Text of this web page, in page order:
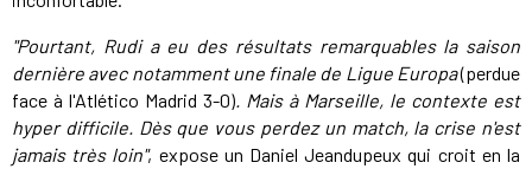
"Pourtant, Rudi a eu des résultats remarquables la saison
dernière avec notamment une finale de Ligue Europa(perdue
face à l'Atlético Madrid 3-0). Mais à Marseille, le contexte est
hyper difficile. Dès que vous perdez un match, la crise n'est
jamais très loin", expose un Daniel Jeandupeux qui croit en la